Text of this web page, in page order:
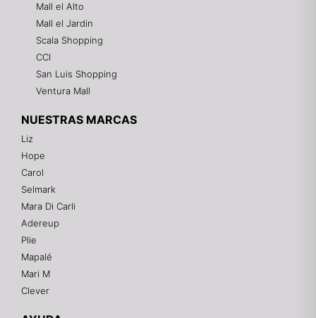
Mall el Alto
Mall el Jardin
Scala Shopping
CCI
San Luis Shopping
Ventura Mall
NUESTRAS MARCAS
Liz
Hope
Carol
Selmark
Mara Di Carli
Adereup
Plie
Mapalé
Mari M
Clever
¡Hola! 👋
Gracias por visitarnos. Te asesoramos
personalmente con tu compra: tallas, envíos y
pagos.
Recuerda: 10% de descuento en tu primera compra